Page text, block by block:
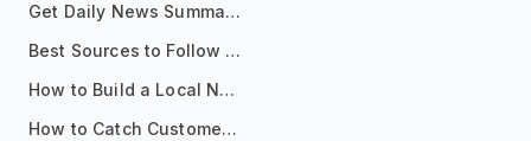
Get Daily News Summaries About Any Topic in Telegram, Discord, Slack, and Email
Best Sources to Follow for Crypto News in Your Reader (2026)
How to Build a Local News Hub That Updates Itself
How to Catch Customer Problems Before They Become Support Tickets